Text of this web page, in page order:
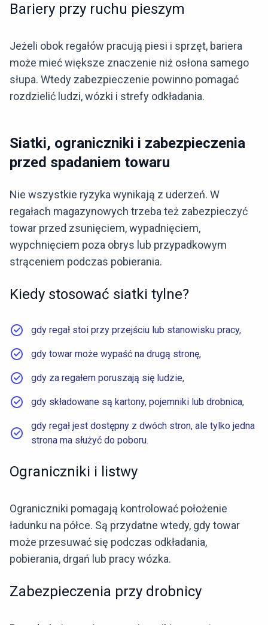
Bariery przy ruchu pieszym
Jeżeli obok regałów pracują piesi i sprzęt, bariera
może mieć większe znaczenie niż osłona samego
słupa. Wtedy zabezpieczenie powinno pomagać
rozdzielić ludzi, wózki i strefy odkładania.
Siatki, ograniczniki i zabezpieczenia
przed spadaniem towaru
Nie wszystkie ryzyka wynikają z uderzeń. W
regałach magazynowych trzeba też zabezpieczyć
towar przed zsunięciem, wypadnięciem,
wypchnięciem poza obrys lub przypadkowym
strąceniem podczas pobierania.
Kiedy stosować siatki tylne?
gdy regał stoi przy przejściu lub stanowisku pracy,
gdy towar może wypaść na drugą stronę,
gdy za regałem poruszają się ludzie,
gdy składowane są kartony, pojemniki lub drobnica,
gdy regał jest dostępny z dwóch stron, ale tylko jedna
strona ma służyć do poboru.
Ograniczniki i listwy
Ograniczniki pomagają kontrolować położenie
ładunku na półce. Są przydatne wtedy, gdy towar
może przesuwać się podczas odkładania,
pobierania, drgań lub pracy wózka.
Zabezpieczenia przy drobnicy